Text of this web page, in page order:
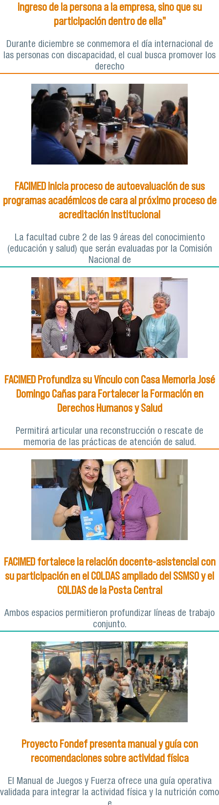
ingreso de la persona a la empresa, sino que su
participación dentro de ella"
Durante diciembre se conmemora el día internacional de
las personas con discapacidad, el cual busca promover los
derecho
FACIMED inicia proceso de autoevaluación de sus
programas académicos de cara al próximo proceso de
acreditación institucional
La facultad cubre 2 de las 9 áreas del conocimiento
(educación y salud) que serán evaluadas por la Comisión
Nacional de
FACIMED Profundiza su Vínculo con Casa Memoria José
Domingo Cañas para Fortalecer la Formación en
Derechos Humanos y Salud
Permitirá articular una reconstrucción o rescate de
memoria de las prácticas de atención de salud.
FACIMED fortalece la relación docente-asistencial con
su participación en el COLDAS ampliado del SSMSO y el
COLDAS de la Posta Central
Ambos espacios permitieron profundizar líneas de trabajo
conjunto.
Proyecto Fondef presenta manual y guía con
recomendaciones sobre actividad física
El Manual de Juegos y Fuerza ofrece una guía operativa
validada para integrar la actividad física y la nutrición como